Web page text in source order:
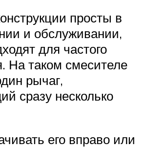
просты в
и обслуживании,
для частого
На таком смесителе
рычаг,
сразу несколько
его вправо или